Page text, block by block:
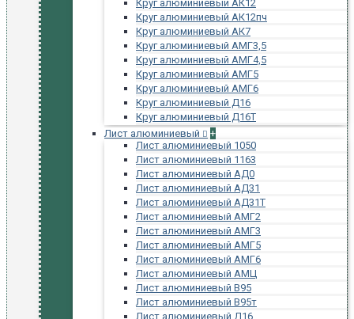
Круг алюминиевый АК12
Круг алюминиевый АК12пч
Круг алюминиевый АК7
Круг алюминиевый АМГ3,5
Круг алюминиевый АМГ4,5
Круг алюминиевый АМГ5
Круг алюминиевый АМГ6
Круг алюминиевый Д16
Круг алюминиевый Д16Т
Лист алюминиевый
+
Лист алюминиевый 1050
Лист алюминиевый 1163
Лист алюминиевый АД0
Лист алюминиевый АД31
Лист алюминиевый АД31Т
Лист алюминиевый АМГ2
Лист алюминиевый АМГ3
Лист алюминиевый АМГ5
Лист алюминиевый АМГ6
Лист алюминиевый АМЦ
Лист алюминиевый В95
Лист алюминиевый В95т
Лист алюминиевый Д16